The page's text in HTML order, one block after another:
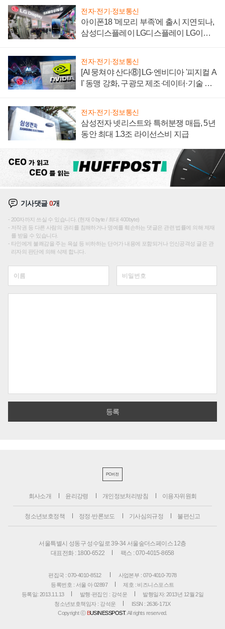
전자·전기·정보통신
아이폰18 '메모리 부족'에 출시 지연되나,
삼성디스플레이 LG디스플레이 LG이노
전자·전기·정보통신
[AI 뭉쳐야 산다⑧] LG·엔비디아 '피지컬 A
I' 동맹 강화, 구광모 제조·데이터·기술 결
전자·전기·정보통신
삼성전자 넷리스트와 특허분쟁 매듭, 5년
동안 최대 1.3조 라이선스비 지급
기사댓글0개
200자까지 쓰실 수 있습니다. (현재 0 byte / 최대 400byte)
저작권 등 다른 사람의 권리를 침해하거나 명예를 훼손하는 댓글은 관련 법률에 의해 제재
를 받을 수 있습니다.
타인에게 불쾌감을 주는 욕설 등 비하하는 단어가 내용에 포함되거나 인신공격성 글은 관
리자의 판단에 의해 삭제 합니다.
PC버전
회사소개 윤리강령 개인정보처리방침 이용자위원회
청소년보호정책 정정·반론보도 기사심의규정 불편신고
서울특별시 성동구 성수일로 39-34 서울숲더스페이스 12층
대표전화 : 1800-6522
팩스 : 070-4015-8658
편집국 : 070-4010-8512
사업본부 : 070-4010-7078
등록번호 : 서울 아 02897
제호 : 비즈니스포스트
등록일: 2013.11.13
발행·편집인 : 강석운
발행일자: 2013년 12월 2일
청소년보호책임자 : 강석운
ISSN : 2636-171X
Copyright ⓒ BUSINESSPOST. All rights reserved.